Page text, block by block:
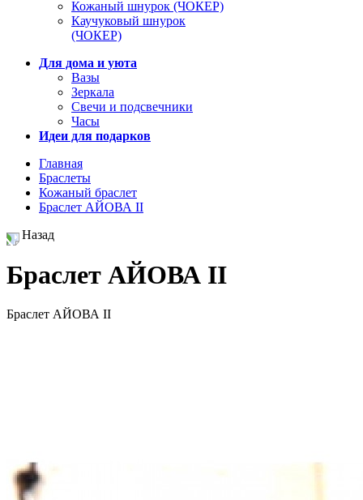
Кожаный шнурок (ЧОКЕР)
Каучуковый шнурок
(ЧОКЕР)
Для дома и уюта
Вазы
Зеркала
Свечи и подсвечники
Часы
Идеи для подарков
Главная
Браслеты
Кожаный браслет
Браслет АЙОВА II
Назад
Браслет АЙОВА II
Браслет АЙОВА II